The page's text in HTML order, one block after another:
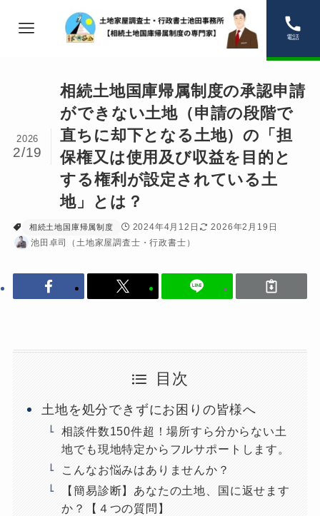
電話
相続土地国庫帰属制度の承認申請
ができない土地（申請の段階で
直ちに却下となる土地）の「担
保権又は使用及び収益を目的と
する権利が設定されている土
地」とは？
2026
2/19
相続土地国庫帰属制度 2024年4月12日
2026年2月19日
池田卓司（土地家屋調査士・行政書士）
目次
土地を処分できずにお困りの皆様へ
相談件数150件超！場所すら分からない土
地でも現地特定からフルサポートします。
こんなお悩みはありませんか？
【簡易診断】あなたの土地、国に返せます
か？【４つの質問】